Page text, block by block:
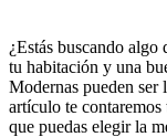
¿Estás buscando
tu habitación y una
Modernas pueden ser
artículo te contaremos
que puedas elegir la